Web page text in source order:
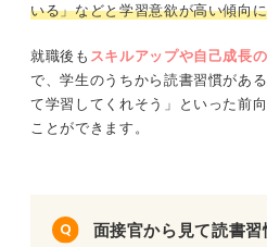
いる」などと学習意欲が高い傾向
就職後も スキルアップや自己成長
で、学生のうちから読書習慣があ
て学習してくれそう」といった前
ことができます。
面接官から見て読書